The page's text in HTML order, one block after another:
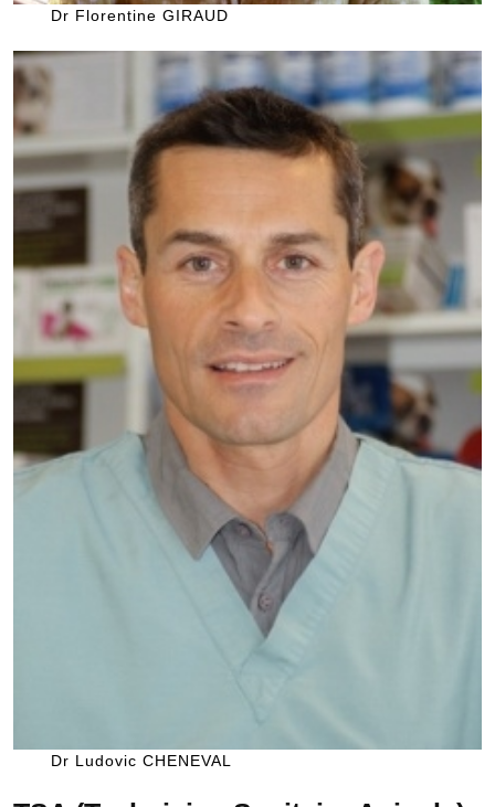
Dr Florentine GIRAUD
Dr Ludovic CHENEVAL